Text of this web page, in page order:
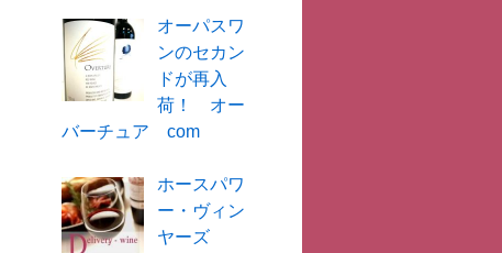
オーパスワ
ンのセカン
ドが再入
荷！ オー
バーチュア com
ホースパワ
ー・ヴィン
ヤーズ